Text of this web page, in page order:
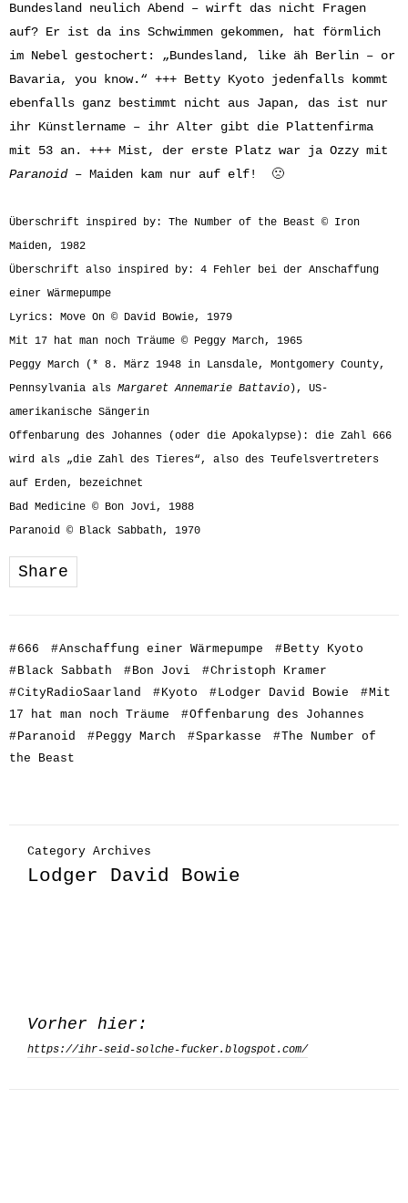
Bundesland neulich Abend – wirft das nicht Fragen
auf? Er ist da ins Schwimmen gekommen, hat förmlich
im Nebel gestochert: „Bundesland, like äh Berlin – or
Bavaria, you know.“ +++ Betty Kyoto jedenfalls kommt
ebenfalls ganz bestimmt nicht aus Japan, das ist nur
ihr Künstlername – ihr Alter gibt die Plattenfirma
mit 53 an. +++ Mist, der erste Platz war ja Ozzy mit
Paranoid – Maiden kam nur auf elf! 🙁
Überschrift inspired by: The Number of the Beast © Iron
Maiden, 1982
Überschrift also inspired by: 4 Fehler bei der Anschaffung
einer Wärmepumpe
Lyrics: Move On © David Bowie, 1979
Mit 17 hat man noch Träume © Peggy March, 1965
Peggy March (* 8. März 1948 in Lansdale, Montgomery County,
Pennsylvania als Margaret Annemarie Battavio ), US-
amerikanische Sängerin
Offenbarung des Johannes (oder die Apokalypse): die Zahl 666
wird als „die Zahl des Tieres“, also des Teufelsvertreters
auf Erden, bezeichnet
Bad Medicine © Bon Jovi, 1988
Paranoid © Black Sabbath, 1970
Share
#666 #Anschaffung einer Wärmepumpe #Betty Kyoto
#Black Sabbath #Bon Jovi #Christoph Kramer
#CityRadioSaarland #Kyoto #Lodger David Bowie #Mit
17 hat man noch Träume
#Offenbarung des Johannes
#Paranoid #Peggy March #Sparkasse #The Number of
the Beast
Category Archives
Lodger David Bowie
Vorher hier:
https://ihr-seid-solche-fucker.blogspot.com/